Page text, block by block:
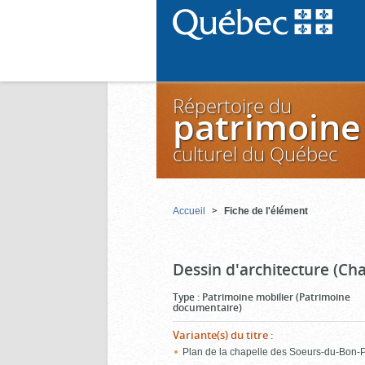
Répertoire du
patrimoine
culturel du Québec
Accueil Fiche de l'élément
Dessin d'architecture
Type : Patrimoine mobilier (Patrimoine
documentaire)
Variante(s) du titre :
Plan de la chapelle des Soeurs-du-Bon-